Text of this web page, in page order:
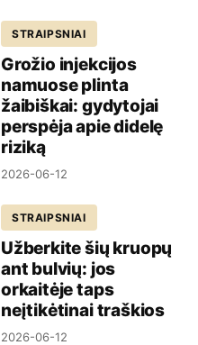
STRAIPSNIAI
Grožio injekcijos
namuose plinta
žaibiškai: gydytojai
perspėja apie didelę
riziką
2026-06-12
STRAIPSNIAI
Užberkite šių kruopų
ant bulvių: jos
orkaitėje taps
neįtikėtinai traškios
2026-06-12